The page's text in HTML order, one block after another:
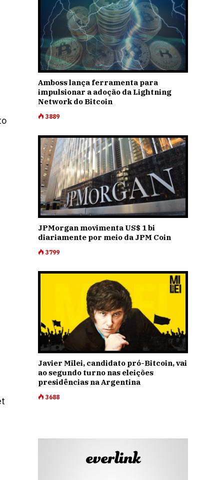
Amboss lança ferramenta para
impulsionar a adoção da Lightning
Network do Bitcoin
3889
JPMorgan movimenta US$ 1 bi
diariamente por meio da JPM Coin
3799
Javier Milei, candidato pró-Bitcoin, vai
ao segundo turno nas eleições
presidências na Argentina
3688